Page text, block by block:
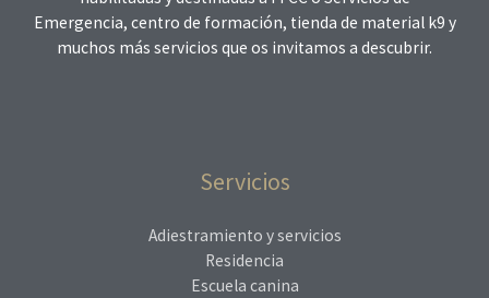
Emergencia, centro de formación, tienda de material k9 y
muchos más servicios que os invitamos a descubrir.
Servicios
Adiestramiento y servicios
Residencia
Escuela canina